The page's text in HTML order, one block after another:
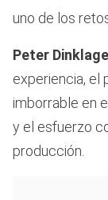
uno de los
Peter Dinklage
experiencia, el
imborrable en
y el esfuerzo
producción.